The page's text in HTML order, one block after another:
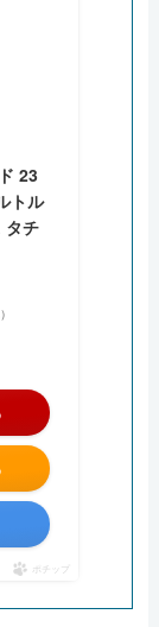
23
トル
タチ
ポチップ